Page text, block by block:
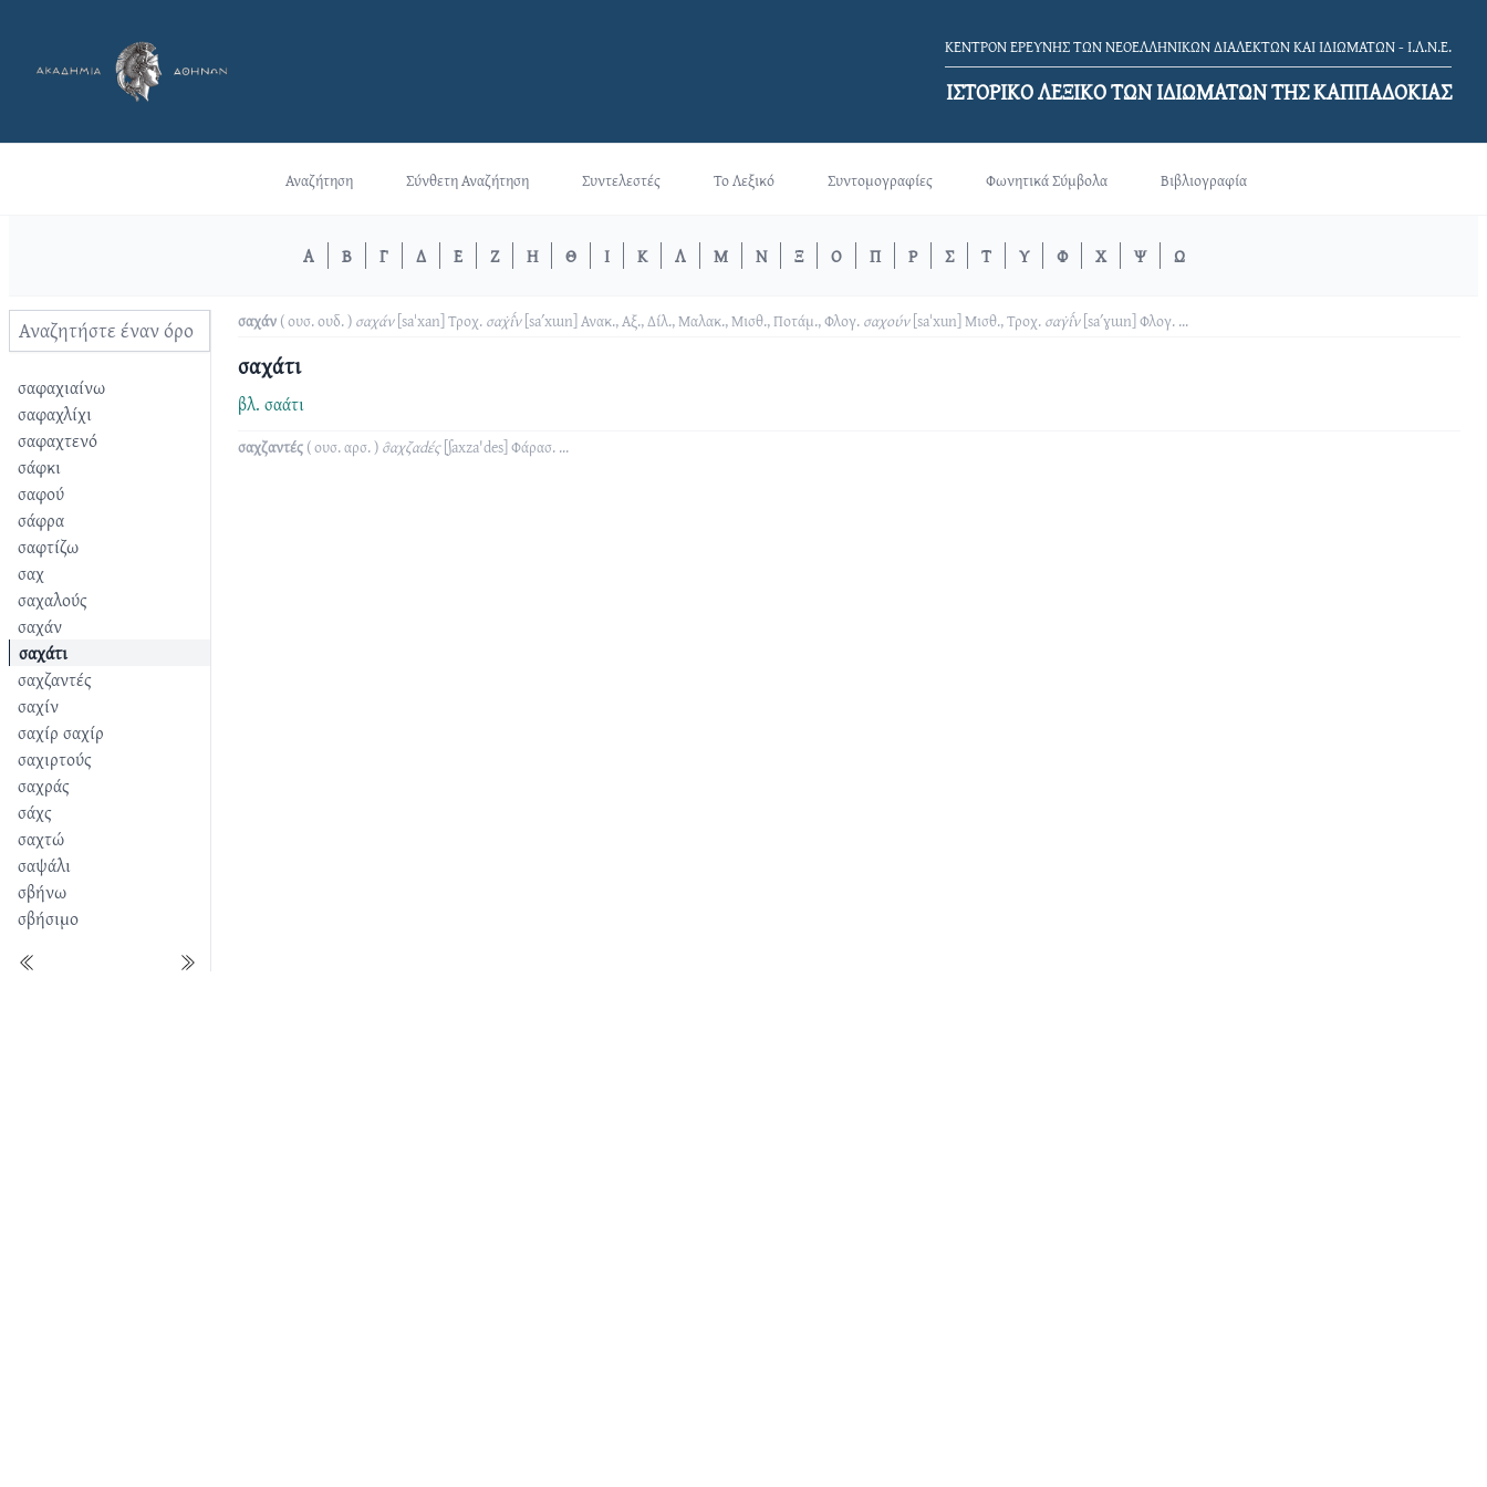
ΚΕΝΤΡΟΝ ΕΡΕΥΝΗΣ ΤΩΝ ΝΕΟΕΛΛΗΝΙΚΩΝ ΔΙΑΛΕΚΤΩΝ ΚΑΙ ΙΔΙΩΜΑΤΩΝ - Ι.Λ.Ν.Ε.
ΙΣΤΟΡΙΚΟ ΛΕΞΙΚΟ TΩΝ ΙΔΙΩΜΑΤΩΝ ΤΗΣ ΚΑΠΠΑΔΟΚΙΑΣ
Αναζήτηση Σύνθετη Αναζήτηση Συντελεστές Το Λεξικό Συντομογραφίες Φωνητικά Σύμβολα Βιβλιογραφία
Α Β Γ Δ Ε Ζ Η Θ Ι Κ Λ Μ Ν Ξ Ο Π Ρ Σ Τ Υ Φ Χ Ψ Ω
σαφαχιαίνω
σαφαχλίχι
σαφαχτενό
σάφκι
σαφού
σάφρα
σαφτίζω
σαχ
σαχαλούς
σαχάν
σαχάτι
σαχζαντές
σαχίν
σαχίρ σαχίρ
σαχιρτούς
σαχράς
σάχς
σαχτώ
σαψάλι
σβήνω
σβήσιμο
σαχάν ( ουσ. ουδ. ) σαχάν [saˈxan] Τροχ. σαχ̇ι̂́ν [saʹxɯn] Ανακ., Αξ., Δίλ., Μαλακ., Μισθ., Ποτάμ., Φλογ. σαχούν [saˈxun] Μισθ., Τροχ. σαγ̇ι̂́ν [saʹɣɯn] Φλογ. ...
σαχάτι
βλ. σαάτι
σαχζαντές ( ουσ. αρσ. ) σ̑αχζαdές [ʃaxza'des] Φάρασ. ...